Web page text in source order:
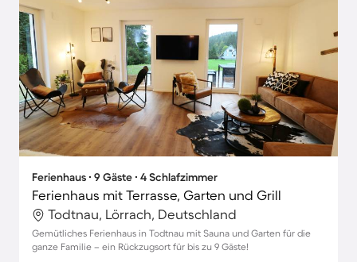
Ferienhaus ∙ 9 Gäste ∙ 4 Schlafzimmer
Ferienhaus mit Terrasse, Garten und Grill
Todtnau, Lörrach, Deutschland
Gemütliches Ferienhaus in Todtnau mit Sauna und Garten für die
ganze Familie – ein Rückzugsort für bis zu 9 Gäste!